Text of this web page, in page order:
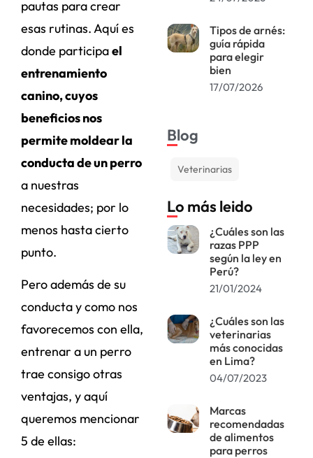
pautas para crear
esas rutinas. Aquí es
donde participael
entrenamiento
canino, cuyos
beneficios nos
permite moldear la
conducta de un perro
a nuestras
necesidades; por lo
menos hasta cierto
punto.
Pero además de su
conducta y como nos
favorecemos con ella,
entrenar a un perro
trae consigo otras
ventajas, y aquí
queremos mencionar
5 de ellas:
Tipos de arnés:
guía rápida
para elegir
bien
17/07/2026
Blog
Veterinarias
Lo más leido
¿Cuáles son las
razas PPP
según la ley en
Perú?
21/01/2024
¿Cuáles son las
veterinarias
más conocidas
en Lima?
04/07/2023
Marcas
recomendadas
de alimentos
para perros